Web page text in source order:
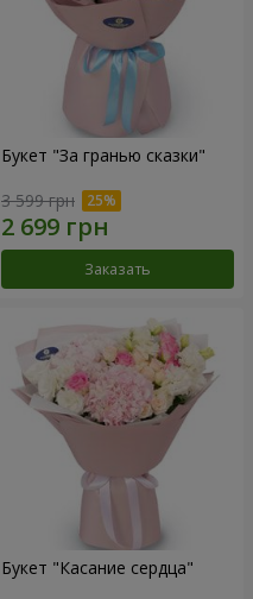
Букет "За гранью сказки"
3 599 грн
Заказать
Букет "Касание сердца"